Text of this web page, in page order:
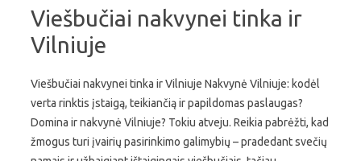
Viešbučiai nakvynei tinka ir
Vilniuje
Viešbučiai nakvynei tinka ir Vilniuje Nakvynė Vilniuje: kodėl
verta rinktis įstaigą, teikiančią ir papildomas paslaugas?
Domina ir nakvynė Vilniuje? Tokiu atveju. Reikia pabrėžti, kad
žmogus turi įvairių pasirinkimo galimybių – pradedant svečių